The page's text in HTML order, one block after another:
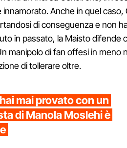
Anche in quel caso,
di conseguenza e non
in passato, la Maisto difende
manipolo di fan offesi in meno
di tollerare oltre.
mai provato con un
di Manola Moslehi è